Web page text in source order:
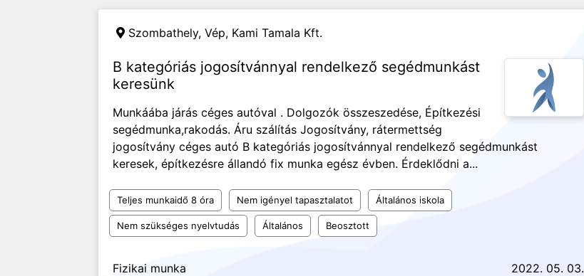
Szombathely, Vép, Kami Tamala Kft.
B kategóriás jogosítvánnyal rendelkező segédmunkást
keresünk
Munkáába járás céges autóval . Dolgozók összeszedése, Építkezési
segédmunka,rakodás. Áru szálítás Jogosítvány, rátermettség
jogosítvány céges autó B kategóriás jogosítvánnyal rendelkező segédmunkást
keresek, építkezésre állandó fix munka egész évben. Érdeklődni a...
Teljes munkaidő 8 óra Nem igényel tapasztalatot Általános iskola
Nem szükséges nyelvtudás Általános Beosztott
Fizikai munka 2022. 05. 03.